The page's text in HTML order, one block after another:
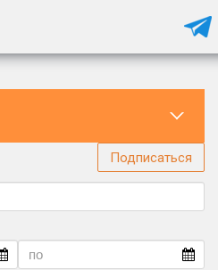
Подписаться